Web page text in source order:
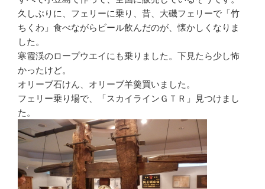
久しぶりに、フェリーに乗り、昔、大磯フェリーで「竹
ちくわ」食べながらビール飲んだのが、懐かしくなりま
した。
寒霞渓のロープウエイにも乗りました。下見たら少し怖
かったけど。
オリーブ石けん、オリーブ羊羹買いました。
フェリー乗り場で、「スカイラインＧＴＲ」見つけまし
た。